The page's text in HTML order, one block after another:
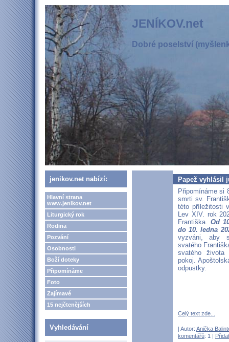
JENÍKOV.net
Dobré poselství
jenikov.net nabízí:
Hlavní strana
www.jenikov.net
Liturgický rok
Rodina
Pozvání
Osobnosti
Boží doteky
Připomínáme
Foto
Zajímavé
15 nejčtenějších
Vyhledávání
Papež vyhlásil
Připomínáme si
smrti sv.
této příležitosti
Lev XIV. rok
Františka. Od
do 10. ledna
vyzváni, aby
svatého
svatého
pokoj.
odpustky.
Celý text zde...
| Autor: Anička
komentářů: 1 |